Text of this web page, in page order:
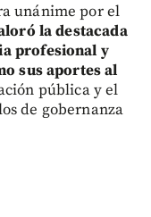
unánime por el
la destacada
profesional y
sus aportes al
pública y el
de gobernanza